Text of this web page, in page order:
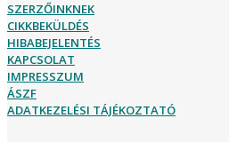
SZERZŐINKNEK
CIKKBEKÜLDÉS
HIBABEJELENTÉS
KAPCSOLAT
IMPRESSZUM
ÁSZF
ADATKEZELÉSI TÁJÉKOZTATÓ